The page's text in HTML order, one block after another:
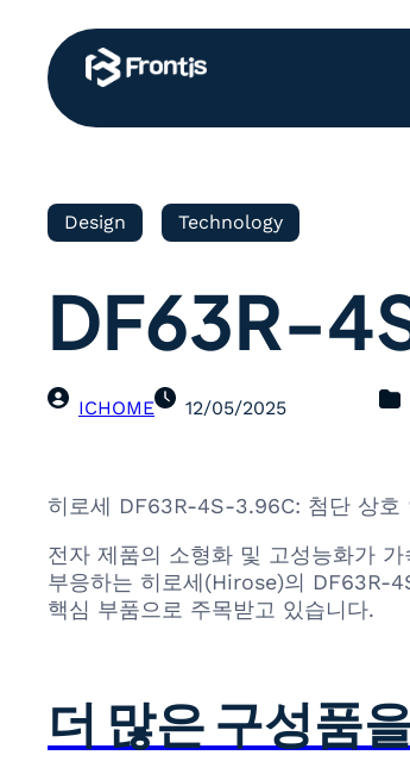
Design Technology
DF63R-
ICHOME 12/05/2025
히로세 DF63R-4S-3.96C: 첨단 상호
전자 제품의 소형화 및 고성능화가
부응하는 히로세(Hirose)의 DF63R-
핵심 부품으로 주목받고 있습니다.
더 많은 구성품